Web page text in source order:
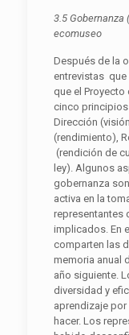
3.5 Gobernanza
ecomuseo
Después de la
entrevistas que
que el
cinco
Dirección
(rendimiento),
(rendición de
ley). Algunos
gobernanza
activa en la
representantes
implicados. En
comparten las
memoria anual
año siguiente.
diversidad y
aprendizaje
hacer. Los